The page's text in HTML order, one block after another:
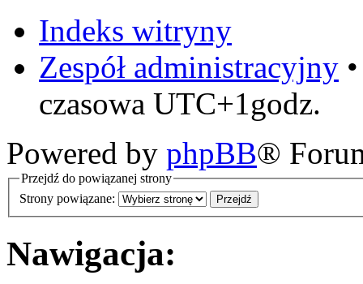
Indeks witryny
Zespół administracyjny
czasowa UTC+1godz.
Powered by phpBB®
Przejdź do powiązanej strony
Strony powiązane:
Nawigacja: